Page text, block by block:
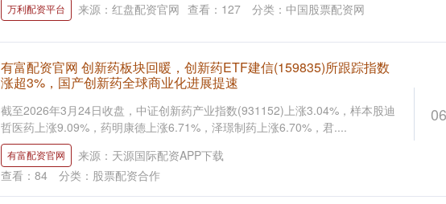
万利配资平台 来源：红盘配资官网 查看： 127 分类： 中国股票配资网
有富配资官网 创新药板块回暖，创新药ETF建信(159835)所跟踪指数
涨超3%，国产创新药全球商业化进展提速
截至2026年3月24日收盘，中证创新药产业指数(931152)上涨3.04%，样本股迪
哲医药上涨9.09%，药明康德上涨6.71%，泽璟制药上涨6.70%，君....
有富配资官网
来源：天源国际配资APP下载
查看： 84 分类： 股票配资合作